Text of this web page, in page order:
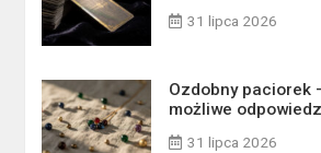
31 lipca 2026
Ozdobny paciorek
możliwe
31 lipca 2026